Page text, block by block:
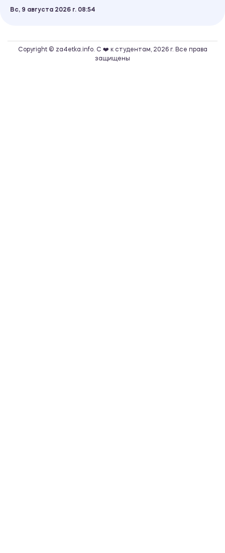
Вс, 9 августа 2026 г. 08 54
Copyright © za4etka.info. С ❤️ к студентам, 2026 г. Все права
защищены